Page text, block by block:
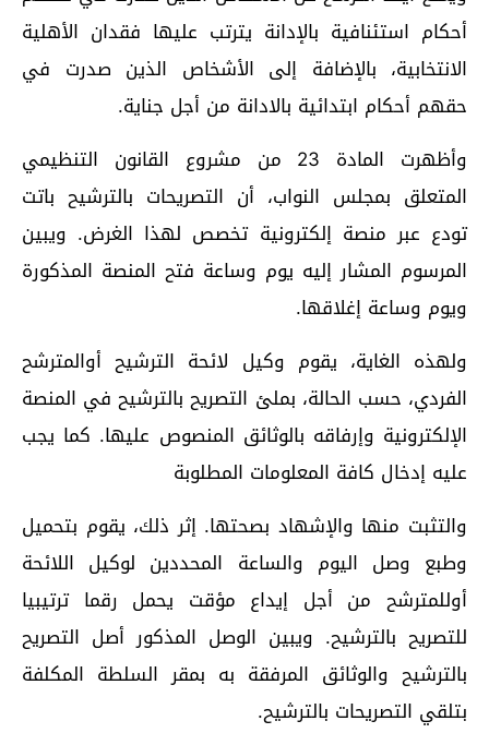
أحكام استئنافية بالإدانة يترتب عليها فقدان الأهلية
الانتخابية، بالإضافة إلى الأشخاص الذين صدرت في
حقهم أحكام ابتدائية بالادانة من أجل جناية.
وأظهرت المادة 23 من مشروع القانون التنظيمي
المتعلق بمجلس النواب، أن التصريحات بالترشيح باتت
تودع عبر منصة إلكترونية تخصص لهذا الغرض. ويبين
المرسوم المشار إليه يوم وساعة فتح المنصة المذكورة
ويوم وساعة إغلاقها.
ولهذه الغاية، يقوم وكيل لائحة الترشيح أوالمترشح
الفردي، حسب الحالة، بملئ التصريح بالترشيح في المنصة
الإلكترونية وإرفاقه بالوثائق المنصوص عليها. كما يجب
عليه إدخال كافة المعلومات المطلوبة
والتثبت منها والإشهاد بصحتها. إثر ذلك، يقوم بتحميل
وطبع وصل اليوم والساعة المحددين لوكيل اللائحة
أوللمترشح من أجل إيداع مؤقت يحمل رقما ترتيبيا
للتصريح بالترشيح. ويبين الوصل المذكور أصل التصريح
بالترشيح والوثائق المرفقة به بمقر السلطة المكلفة
بتلقي التصريحات بالترشيح.